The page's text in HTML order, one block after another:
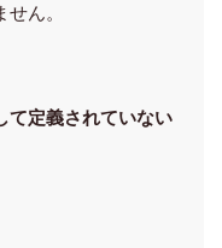
ん。
て定義されていない